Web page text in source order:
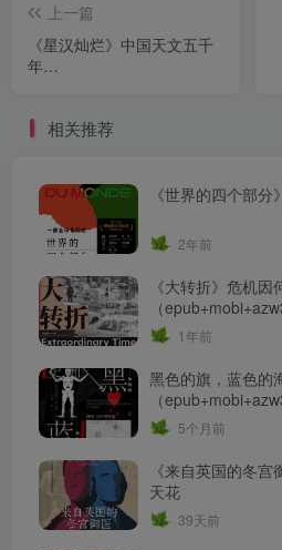
上一篇
《星汉灿烂》中国天文五千
年
相关推荐
《世界的四个部
2年前
《大转折》危机
（
1年前
黑色的旗，蓝色的
（
5个月前
《来自英国的冬
天花
39天前